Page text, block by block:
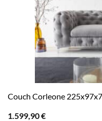
Couch Corleone
1.599,90€